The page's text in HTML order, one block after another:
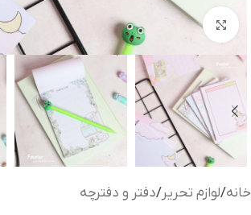
بزرگنمایی تصویر
خانه/لوازم تحریر/دفتر و دفترچه